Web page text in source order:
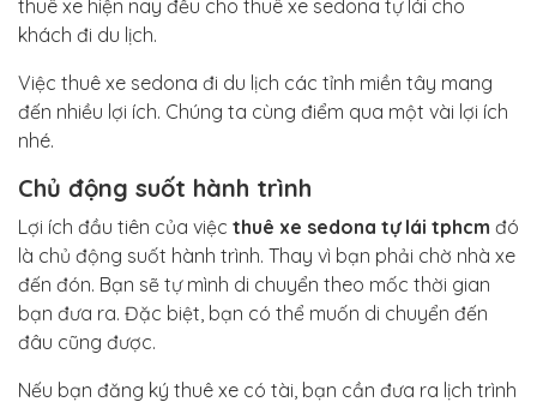
thuê xe hiện nay đều cho thuê xe sedona tự lái cho
khách đi du lịch.
Việc thuê xe sedona đi du lịch các tỉnh miền tây mang
đến nhiều lợi ích. Chúng ta cùng điểm qua một vài lợi ích
nhé.
Chủ động suốt hành trình
Lợi ích đầu tiên của việc thuê xe sedona tự lái tphcm đó
là chủ động suốt hành trình. Thay vì bạn phải chờ nhà xe
đến đón. Bạn sẽ tự mình di chuyển theo mốc thời gian
bạn đưa ra. Đặc biệt, bạn có thể muốn di chuyển đến
đâu cũng được.
Nếu bạn đăng ký thuê xe có tài, bạn cần đưa ra lịch trình